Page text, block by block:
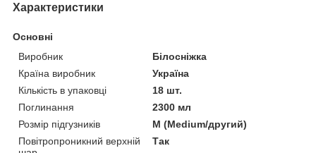
Характеристики
Основні
Виробник
Білосніжка
Країна виробник
Україна
Кількість в упаковці
18 шт.
Поглинання
2300 мл
Розмір підгузників
M (Medium/другий)
Повітропроникний верхній
Так